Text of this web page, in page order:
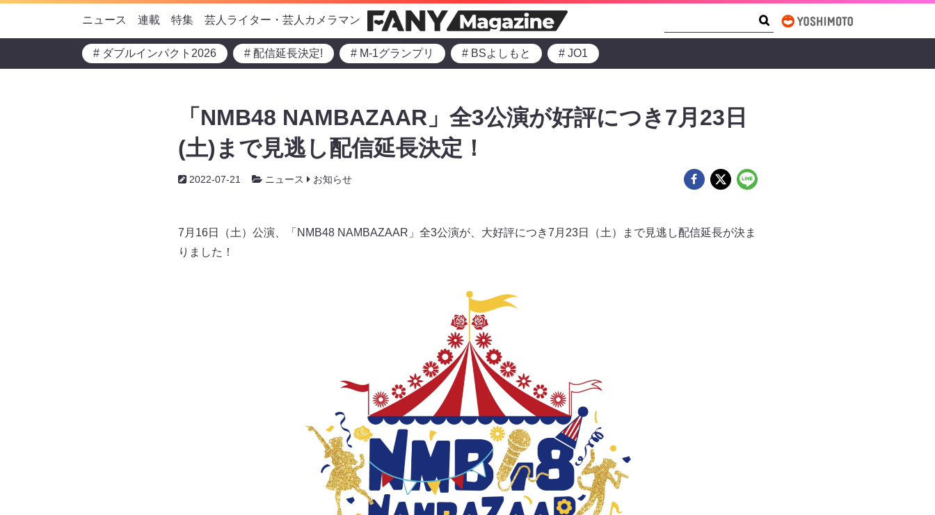
ニュース 連載 特集 芸人ライター・芸人カメラマン
# ダブルインパクト2026 # 配信延長決定! # M-1グランプリ # BSよしもと # JO1
「NMB48 NAMBAZAAR」全3公演が好評につき7月23日
(土)まで見逃し配信延長決定！
2022-07-21 ニュース お知らせ
7月16日（土）公演、「NMB48 NAMBAZAAR」全3公演が、大好評につき7月23日（土）まで見逃し配信延長が決ま
りました！